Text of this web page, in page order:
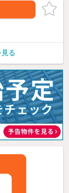
る